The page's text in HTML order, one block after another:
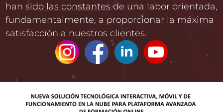
han sido las constantes de una labor orientada,
fundamentalmente, a proporcionar la máxima
satisfacción a nuestros clientes.